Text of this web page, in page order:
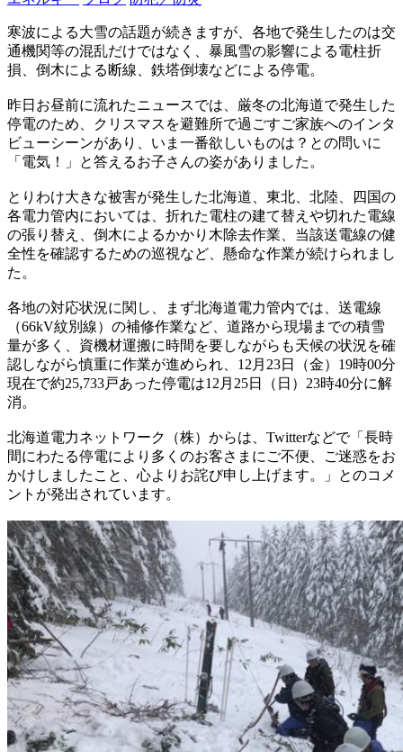
寒波による大雪の話題が続きますが、各地で発生したのは交
通機関等の混乱だけではなく、暴風雪の影響による電柱折
損、倒木による断線、鉄塔倒壊などによる停電。
昨日お昼前に流れたニュースでは、厳冬の北海道で発生した
停電のため、クリスマスを避難所で過ごすご家族へのインタ
ビューシーンがあり、いま一番欲しいものは？との問いに
「電気！」と答えるお子さんの姿がありました。
とりわけ大きな被害が発生した北海道、東北、北陸、四国の
各電力管内においては、折れた電柱の建て替えや切れた電線
の張り替え、倒木によるかかり木除去作業、当該送電線の健
全性を確認するための巡視など、懸命な作業が続けられまし
た。
各地の対応状況に関し、まず北海道電力管内では、送電線
（66kV紋別線）の補修作業など、道路から現場までの積雪
量が多く、資機材運搬に時間を要しながらも天候の状況を確
認しながら慎重に作業が進められ、12月23日（金）19時00分
現在で約25,733戸あった停電は12月25日（日）23時40分に解
消。
北海道電力ネットワーク（株）からは、Twitterなどで「長時
間にわたる停電により多くのお客さまにご不便、ご迷惑をお
かけしましたこと、心よりお詫び申し上げます。」とのコメ
ントが発出されています。